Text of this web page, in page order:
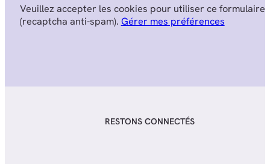
Veuillez accepter les cookies pour utiliser ce formulaire
(recaptcha anti-spam). Gérer mes préférences
RESTONS CONNECTÉS